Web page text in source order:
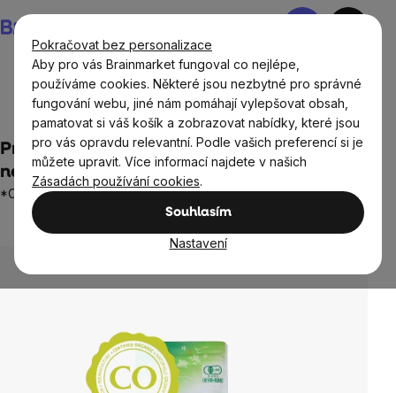
Pokračovat bez personalizace
Aby pro vás Brainmarket fungoval co nejlépe,
používáme cookies. Některé jsou nezbytné pro správné
fungování webu, jiné nám pomáhají vylepšovat obsah,
pamatovat si váš košík a zobrazovat nabídky, které jsou
pro vás opravdu relevantní. Podle vašich preferencí si je
můžete upravit. Více informací najdete v našich
Zásadách používání cookies.
Souhlasím
Nastavení
na
obsah
Nákupní
Potraviny Nápoje Čaje
Pravý japonský zelený čaj SENCHA KYOTO
nejvyšší kvality, 50 g - BIO
*CZ-BIO-002 certifikát
Průměrné
produktu